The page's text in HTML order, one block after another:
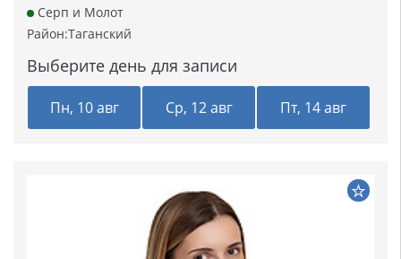
Серп и Молот
Район:Таганский
Выберите день для записи
Пн, 10 авг Ср, 12 авг Пт, 14 авг